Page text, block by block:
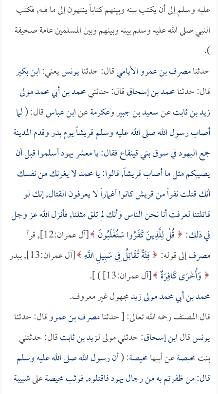
عليه وسلم إلى أن يكتب بينه وبينهم كتاباً ينتهون إلى ما فيه, فكتب
النبي صلى الله عليه وسلم بينه وبينهم وبين المسلمين عامة صحيفة
).
حدثنامصرف بن عمرو الأياميقال: حدثنايونسيعني:ابن بكير
قال: حدثنامحمد بن إسحاققال: حدثنيمحمد بن أبي محمد مولى
زيد بن ثابتعنسعيد بن جبيروعكرمةعنابن عباسقال: (لما
أصاب رسول الله صلى الله عليه وسلم قريشاً يوم بدر وقدم المدينة
جمع اليهود في سوق بني قينقاع فقال: يا معشر يهود أسلموا قبل أن
يصيبكم مثل ما أصاب قريشاً, قالوا: يا محمد لا يغرنك من نفسك
أنك قتلت نفراً من قريش كانوا أغماراً لا يعرفون القتال, إنك لو
قاتلتنا لعرفت أنا نحن الناس وأنك لم تلق مثلنا, فأنزل الله عز وجل
في ذلك:
قُلْ لِلَّذِينَ كَفَرُوا سَتُغْلَبُونَ [آل عمران:12], قرأ
مصرفإلى قوله: فِئَةٌ تُقَاتِلُ فِي سَبِيلِ اللَّهِ [آل عمران:13], ببدر
وَأُخْرَى كَافِرَةٌ [آل عمران:13] ) ].
محمد بن أبي محمد مولى زيدمجهول غير معروف.
قال المصنف رحمه الله تعالى: [ حدثنامصرف بن عمروقال: حدثنا
يونسقالابن إسحاق: حدثني مولى لـزيد بن ثابتقال: حدثتني
بنتمحيصةعن أبيهامحيصة: (أن رسول الله صلى الله عليه وسلم
قال: من ظفرتم به من رجال يهود فاقتلوه, فوثبمحيصةعلىشبيبة